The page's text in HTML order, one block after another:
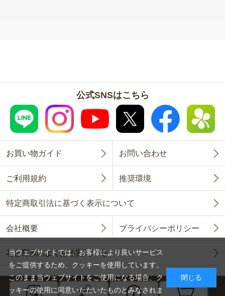
公式SNSはこちら
お買い物ガイド お問い合わせ
ご利用規約 推奨環境
特定商取引法に基づく表示について
会社概要 プライバシーポリシー
花と野菜のよくある質問FAQ
当ウェブサイトでは、お客様により良いサービス
をご提供するため、クッキーを使用しています。
このまま当ウェブサイトをご使用になる場合、ク
ッキーの使用に同意いただいたものとみなされま
閉じる